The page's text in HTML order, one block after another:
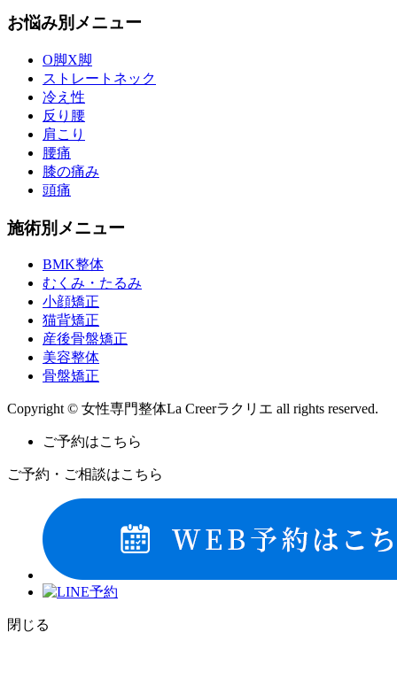
お悩み別メニュー
O脚X脚
ストレートネック
冷え性
反り腰
肩こり
腰痛
膝の痛み
頭痛
施術別メニュー
BMK整体
むくみ・たるみ
小顔矯正
猫背矯正
産後骨盤矯正
美容整体
骨盤矯正
Copyright © 女性専門整体La Creerラクリエ all rights reserved.
ご予約はこちら
ご予約・ご相談はこちら
閉じる